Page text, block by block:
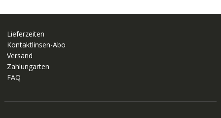
Lieferzeiten
Kontaktlinsen-Abo
Versand
Zahlungarten
FAQ